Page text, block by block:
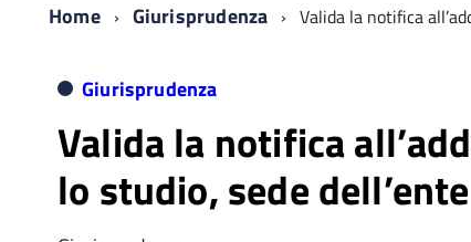
Home
Giurisprudenza Valida la notifica
Giurisprudenza
Valida la notifica
lo studio, sede dell’ente